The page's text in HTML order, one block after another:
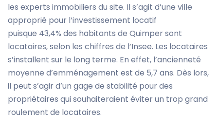
les experts immobiliers du site. Il s’agit d’une ville
approprié pour l’investissement locatif
puisque 43,4% des habitants de Quimper sont
locataires, selon les chiffres de l’Insee. Les locataires
s’installent sur le long terme. En effet, l’ancienneté
moyenne d’emménagement est de 5,7 ans. Dès lors,
il peut s’agir d’un gage de stabilité pour des
propriétaires qui souhaiteraient éviter un trop grand
roulement de locataires.